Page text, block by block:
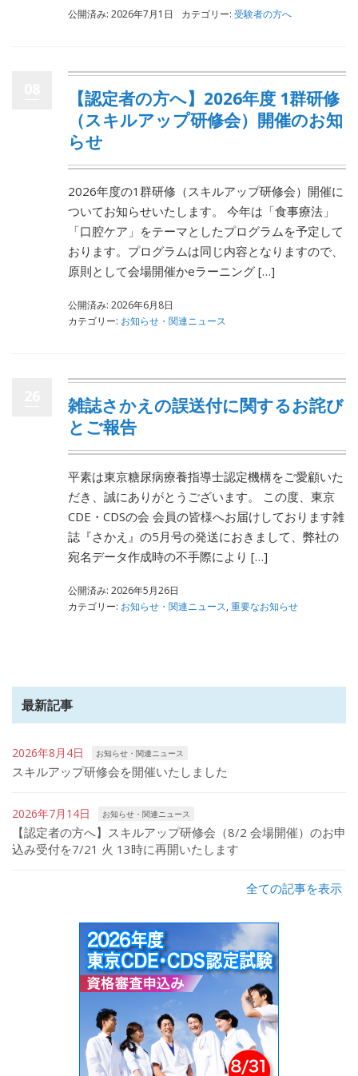
公開済み: 2026年7月1日 カテゴリー: 受験者の方へ
【認定者の方へ】2026年度 1群研修
（スキルアップ研修会）開催のお知
らせ
2026年度の1群研修（スキルアップ研修会）開催に
ついてお知らせいたします。 今年は「食事療法」
「口腔ケア」をテーマとしたプログラムを予定して
おります。プログラムは同じ内容となりますので、
原則として会場開催かeラーニング […]
公開済み: 2026年6月8日
カテゴリー: お知らせ・関連ニュース
雑誌さかえの誤送付に関するお詫び
とご報告
平素は東京糖尿病療養指導士認定機構をご愛顧いた
だき、誠にありがとうございます。 この度、東京
CDE・CDSの会 会員の皆様へお届けしております雑
誌『さかえ』の5月号の発送におきまして、弊社の
宛名データ作成時の不手際により […]
公開済み: 2026年5月26日
カテゴリー: お知らせ・関連ニュース, 重要なお知らせ
最新記事
2026年8月4日 お知らせ・関連ニュース
スキルアップ研修会を開催いたしました
2026年7月14日 お知らせ・関連ニュース
【認定者の方へ】スキルアップ研修会（8/2 会場開催）のお申
込み受付を7/21 火 13時に再開いたします
全ての記事を表示